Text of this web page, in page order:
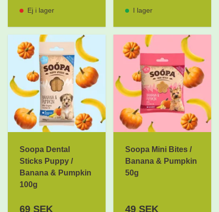
Ej i lager I lager
Soopa Dental
Sticks Puppy /
Banana & Pumpkin
100g
69 SEK
Soopa Mini Bites /
Banana & Pumpkin
50g
49 SEK